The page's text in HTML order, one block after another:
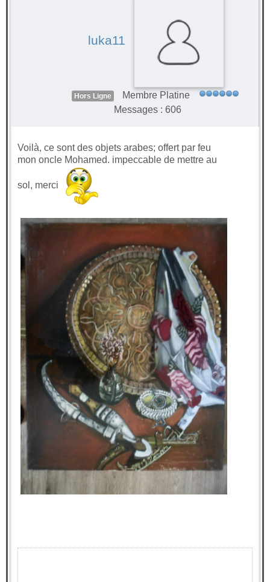
luka11
Hors Ligne
Membre Platine
Messages : 606
Voilà, ce sont des objets arabes; offert par feu
mon oncle Mohamed. impeccable de mettre au
sol, merci